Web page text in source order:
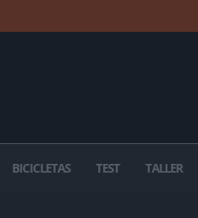
BICICLETAS TEST TALLER